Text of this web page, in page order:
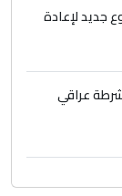
جديد لإعادة
عراقي